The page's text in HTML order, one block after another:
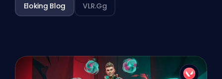
Eloking Blog VLR.gg